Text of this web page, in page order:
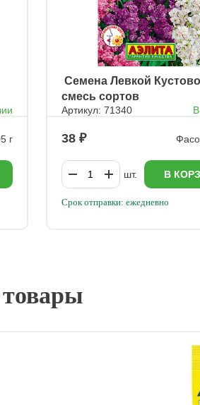
г
ㅤ Семена Левкой
смесь сортов
Артикул: 71340
38
шт. В
Срок отправки: ежедневно